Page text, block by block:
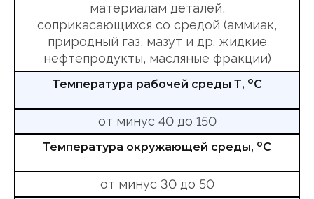
материалам деталей,
соприкасающихся со средой (аммиак,
природный газ, мазут и др. жидкие
нефтепродукты, масляные фракции)
Температура рабочей среды Т, оС
от минус 40 до 150
Температура окружающей среды, оС
от минус 30 до 50